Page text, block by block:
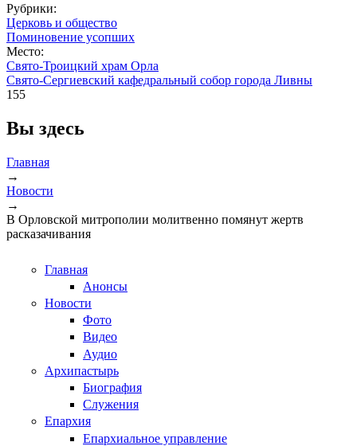
Рубрики:
Церковь и общество
Поминовение усопших
Место:
Свято-Троицкий храм Орла
Свято-Сергиевский кафедральный собор города Ливны
155
Вы здесь
Главная
→
Новости
→
В Орловской митрополии молитвенно помянут жертв
расказачивания
Главная
Анонсы
Новости
Фото
Видео
Аудио
Архипастырь
Биография
Служения
Епархия
Епархиальное управление